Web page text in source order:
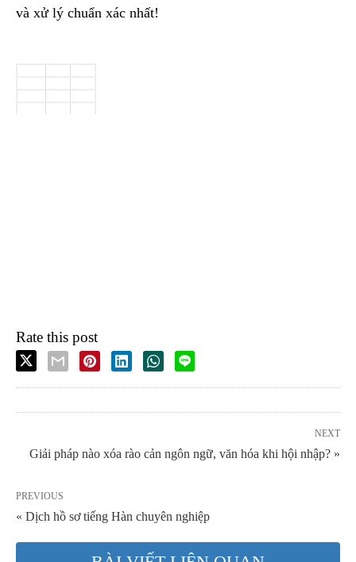
và xử lý chuẩn xác nhất!
Rate this post
NEXT
Giải pháp nào xóa rào cản ngôn ngữ, văn hóa khi hội nhập? »
PREVIOUS
« Dịch hồ sơ tiếng Hàn chuyên nghiệp